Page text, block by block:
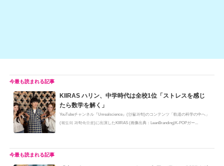
KIIRAS ハリン、中学時代は全校1位「ストレスを感じ
たら数学を解く」
YouTubeチャンネル『Unrealscience』(안될과학)のコンテンツ「軌道の科学の中へ」
(궤도의 과학속으로)に出演したKIIRAS (画像出典：LeanBranding)K-POPガー...